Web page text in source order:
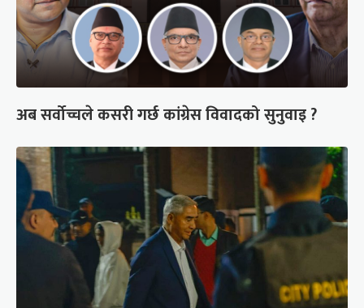
अब सर्वोच्चले कसरी गर्छ कांग्रेस विवादको सुनुवाइ ?